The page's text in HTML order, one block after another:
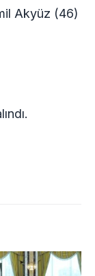
Akyüz (46)